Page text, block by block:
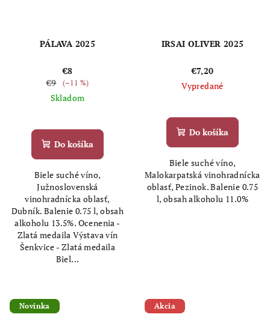
PÁLAVA 2025
€8
€9
(–11 %)
Skladom
hodnotenie
produktu
z
5
hviezdičiek.
Do košíka
Biele suché víno,
Južnoslovenská
vinohradnícka oblasť,
Dubník. Balenie 0.75 l, obsah
alkoholu 13.5%. Ocenenia -
Zlatá medaila Výstava vín
Šenkvice - Zlatá medaila
Biel...
IRSAI OLIVER 2025
€7,20
Vypredané
hodnotenie
produktu
z
5
hviezdičiek.
Do košíka
Biele suché víno,
Malokarpatská vinohradnícka
oblasť, Pezinok. Balenie 0.75
l, obsah alkoholu 11.0%
Novinka Akcia